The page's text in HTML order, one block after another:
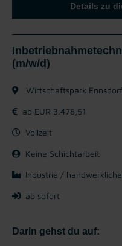
Details zu
(m/w/d)
Wirtschaftspark
ab EUR 3.478,51
Vollzeit
Keine Schichtarbeit
Industrie /
ab sofort
Darin gehst du auf: